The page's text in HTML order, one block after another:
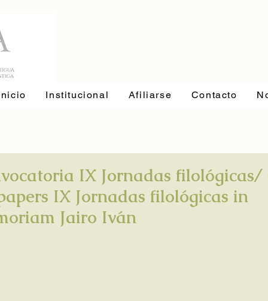
Institucional Afiliarse Contacto
IX Jornadas filológicas/
IX Jornadas filológicas in
Jairo Iván